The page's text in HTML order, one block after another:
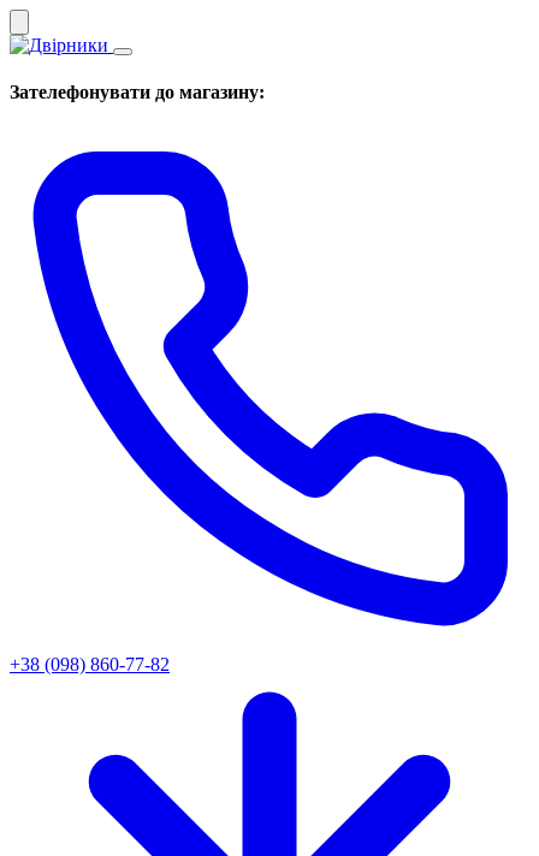
Зателефонувати до магазину:
+38 (098) 860-77-82